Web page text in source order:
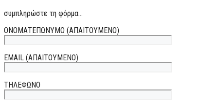
συμπληρώστε τη φόρμα...
ΟΝΟΜΑΤΕΠΩΝΥΜΟ (ΑΠΑΙΤΟΥΜΕΝΟ)
EMAIL (ΑΠΑΙΤΟΥΜΕΝΟ)
ΤΗΛΕΦΩΝΟ